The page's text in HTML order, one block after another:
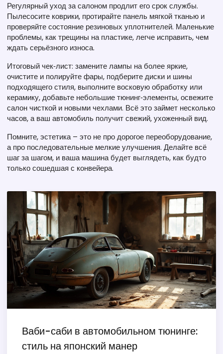
Регулярный уход за салоном продлит его срок службы.
Пылесосите коврики, протирайте панель мягкой тканью и
проверяйте состояние резиновых уплотнителей. Маленькие
проблемы, как трещины на пластике, легче исправить, чем
ждать серьёзного износа.
Итоговый чек‑лист: замените лампы на более яркие,
очистите и полируйте фары, подберите диски и шины
подходящего стиля, выполните восковую обработку или
керамику, добавьте небольшие тюнинг‑элементы, освежите
салон чисткой и новыми чехлами. Всё это займет несколько
часов, а ваш автомобиль получит свежий, ухоженный вид.
Помните, эстетика – это не про дорогое переоборудование,
а про последовательные мелкие улучшения. Делайте всё
шаг за шагом, и ваша машина будет выглядеть, как будто
только сошедшая с конвейера.
Ваби-саби в автомобильном тюнинге:
стиль на японский манер